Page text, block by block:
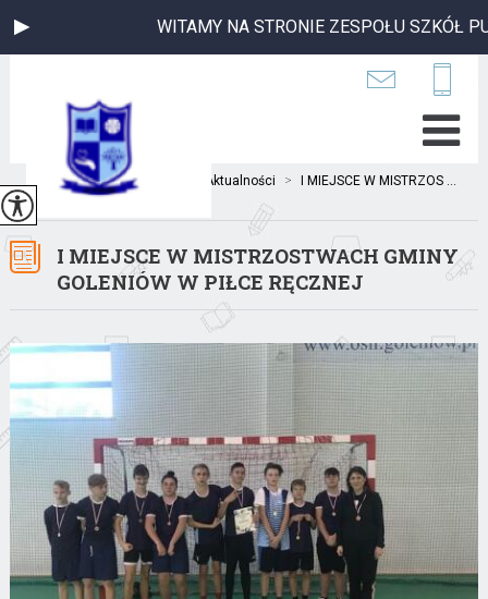
WITAMY NA STRONIE ZESPOŁU SZKÓŁ
Jesteś tutaj: Aktualności > I MIEJSCE W MISTRZOS ...
I MIEJSCE W MISTRZOSTWACH GMINY
GOLENIÓW W PIŁCE RĘCZNEJ